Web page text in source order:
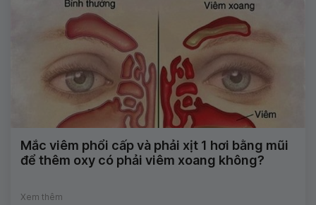
Mắc viêm phổi cấp và phải xịt 1 hơi bằng mũi
để thêm oxy có phải viêm xoang không?
Xem thêm